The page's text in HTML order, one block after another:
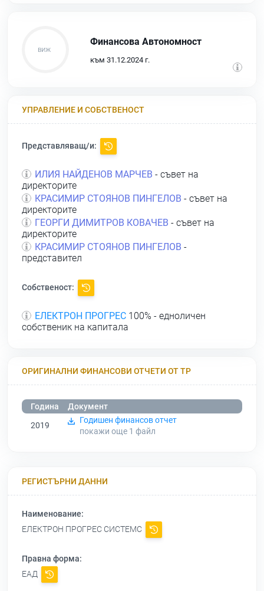
Финансова Автономност
към 31.12.2024 г.
УПРАВЛЕНИЕ И СОБСТВЕНОСТ
Представляващ/и:
ИЛИЯ НАЙДЕНОВ МАРЧЕВ - съвет на
директорите
КРАСИМИР СТОЯНОВ ПИНГЕЛОВ - съвет на
директорите
ГЕОРГИ ДИМИТРОВ КОВАЧЕВ - съвет на
директорите
КРАСИМИР СТОЯНОВ ПИНГЕЛОВ -
представител
Собственост:
ЕЛЕКТРОН ПРОГРЕС 100% - едноличен
собственик на капитала
ОРИГИНАЛНИ ФИНАНСОВИ ОТЧЕТИ ОТ ТР
Година
Документ
2019
Годишен финансов отчет
покажи още 1 файл
РЕГИСТЪРНИ ДАННИ
Наименование:
ЕЛЕКТРОН ПРОГРЕС СИСТЕМС
Правна форма:
ЕАД